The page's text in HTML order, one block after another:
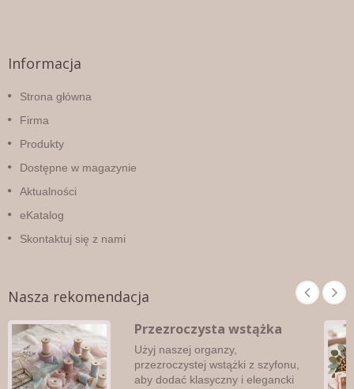
Informacja
Strona główna
Firma
Produkty
Dostępne w magazynie
Aktualności
eKatalog
Skontaktuj się z nami
Nasza rekomendacja
Przezroczysta wstążka
Użyj naszej organzy,
przezroczystej wstążki z szyfonu,
aby dodać klasyczny i elegancki